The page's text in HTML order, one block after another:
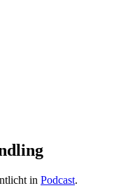
in Podcast.